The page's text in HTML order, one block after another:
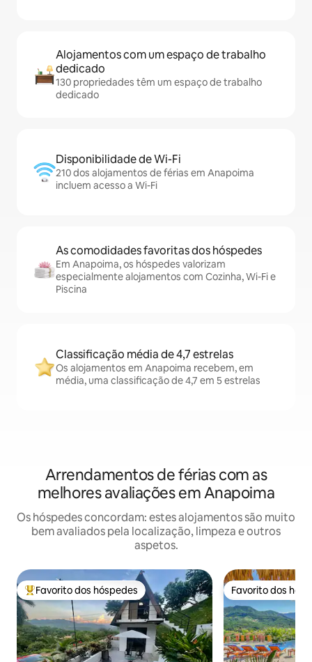
Alojamentos com um espaço de trabalho
dedicado
130 propriedades têm um espaço de trabalho
dedicado
Disponibilidade de Wi-Fi
210 dos alojamentos de férias em Anapoima
incluem acesso a Wi-Fi
As comodidades favoritas dos hóspedes
Em Anapoima, os hóspedes valorizam
especialmente alojamentos com Cozinha, Wi-Fi e
Piscina
Classificação média de 4,7 estrelas
Os alojamentos em Anapoima recebem, em
média, uma classificação de 4,7 em 5 estrelas
Arrendamentos de férias com as
melhores avaliações em Anapoima
Os hóspedes concordam: estes alojamentos são muito
bem avaliados pela localização, limpeza e outros
aspetos.
Favoritos dos hóspedes mais apreciados
Favorito dos hóspedes Favorito dos
Favorito dos